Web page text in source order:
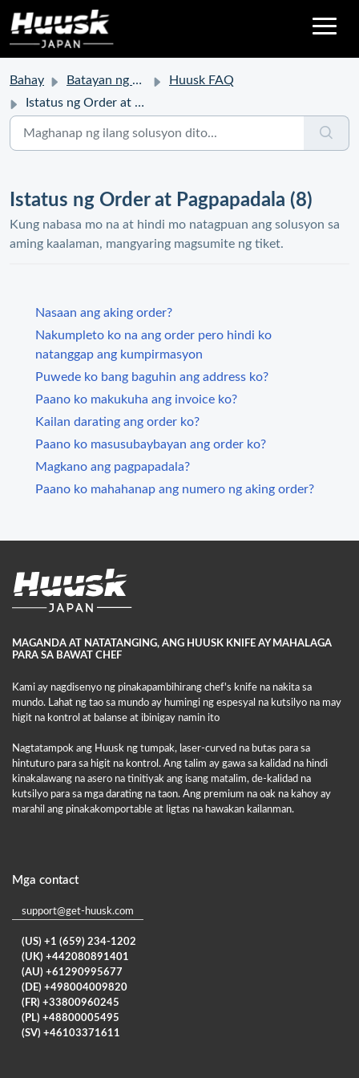
Bahay Batayan ng kaalaman
Huusk FAQ
Istatus ng Order at Pagpapadala
Istatus ng Order at Pagpapadala (8)
Kung nabasa mo na at hindi mo natagpuan ang solusyon sa
aming kaalaman, mangyaring magsumite ng tiket.
Nasaan ang aking order?
Nakumpleto ko na ang order pero hindi ko
natanggap ang kumpirmasyon
Puwede ko bang baguhin ang address ko?
Paano ko makukuha ang invoice ko?
Kailan darating ang order ko?
Paano ko masusubaybayan ang order ko?
Magkano ang pagpapadala?
Paano ko mahahanap ang numero ng aking order?
MAGANDA AT NATATANGING, ANG HUUSK KNIFE AY MAHALAGA
PARA SA BAWAT CHEF
Kami ay nagdisenyo ng pinakapambihirang chef's knife na nakita sa
mundo. Lahat ng tao sa mundo ay humingi ng espesyal na kutsilyo na may
higit na kontrol at balanse at ibinigay namin ito
Nagtatampok ang Huusk ng tumpak, laser-curved na butas para sa
hintuturo para sa higit na kontrol. Ang talim ay gawa sa kalidad na hindi
kinakalawang na asero na tinitiyak ang isang matalim, de-kalidad na
kutsilyo para sa mga darating na taon. Ang premium na oak na kahoy ay
marahil ang pinakakomportable at ligtas na hawakan kailanman.
Mga contact
support@get-huusk.com
(US) +1 (659) 234-1202
(UK) +442080891401
(AU) +61290995677
(DE) +498004009820
(FR) +33800960245
(PL) +48800005495
(SV) +46103371611